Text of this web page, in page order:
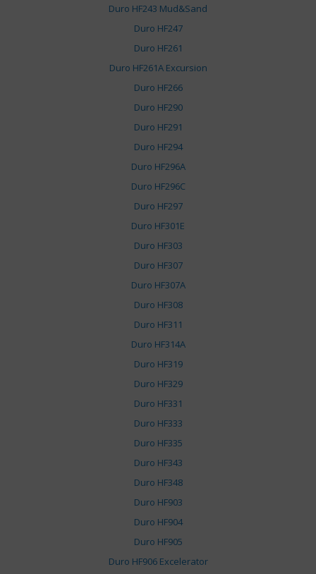
Duro HF243 Mud&Sand
Duro HF247
Duro HF261
Duro HF261A Excursion
Duro HF266
Duro HF290
Duro HF291
Duro HF294
Duro HF296A
Duro HF296C
Duro HF297
Duro HF301E
Duro HF303
Duro HF307
Duro HF307A
Duro HF308
Duro HF311
Duro HF314A
Duro HF319
Duro HF329
Duro HF331
Duro HF333
Duro HF335
Duro HF343
Duro HF348
Duro HF903
Duro HF904
Duro HF905
Duro HF906 Excelerator